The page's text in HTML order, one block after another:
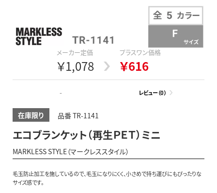
メーカー定価
￥1,078
プラスワン価格
￥616
- レビュー（0）
在庫限り 品番 TR-1141
エコブランケット（再生ＰＥＴ）ミニ
MARKLESS STYLE（マークレススタイル）
毛玉防止加工を施しているので、毛玉になりにくく、小さめで持ち運びにもぴったりな
サイズ感です。